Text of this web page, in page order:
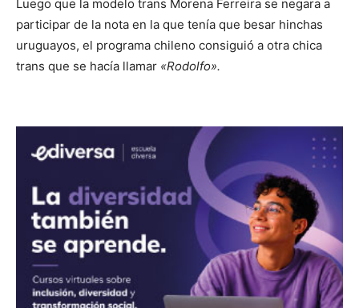
Luego que la modelo trans Morena Ferreira se negara a
participar de la nota en la que tenía que besar hinchas
uruguayos, el programa chileno consiguió a otra chica
trans que se hacía llamar «Rodolfo».